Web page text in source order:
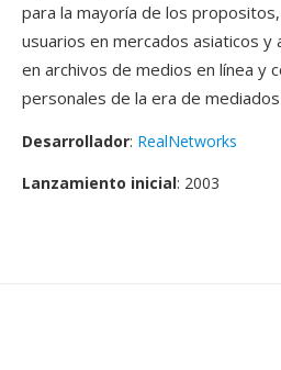
para la mayoría de los
usuarios en mercados asiaticos y
en archivos de medios en línea y
personales de la era de
Desarrollador: RealNetworks
Lanzamiento inicial: 2003